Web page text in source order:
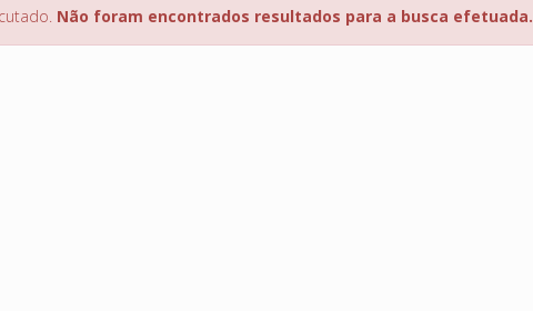
Não foram encontrados resultados para a busca efetuada.